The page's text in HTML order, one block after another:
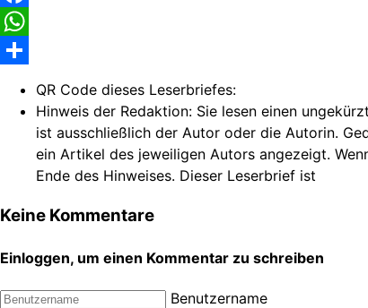
Facebook
WhatsApp
QR Code dieses Leserbriefes:
Hinweis der Redaktion: Sie lesen einen
ist ausschließlich der Autor oder die Autorin.
ein Artikel des jeweiligen Autors angezeigt.
Ende des Hinweises. Dieser Leserbrief ist
Keine Kommentare
Einloggen, um einen Kommentar zu schreiben
Benutzername